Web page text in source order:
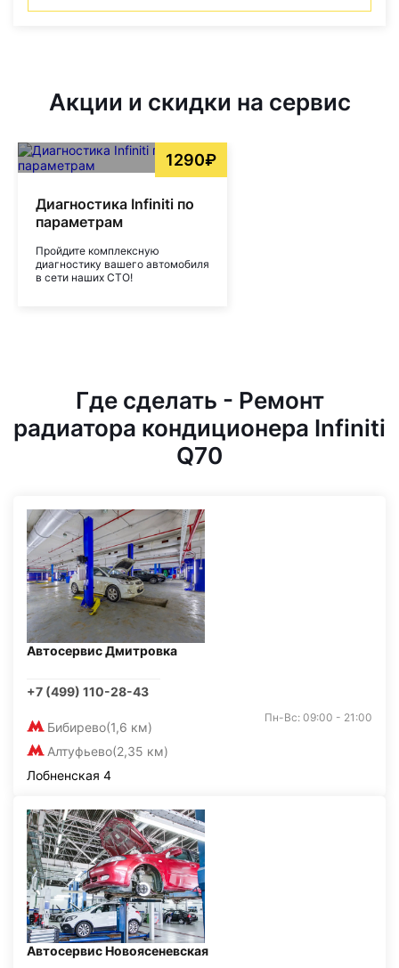
Акции и скидки на сервис
1290₽
Диагностика Infiniti по
параметрам
Пройдите комплексную
диагностику вашего автомобиля
в сети наших СТО!
Где сделать - Ремонт
радиатора кондиционера Infiniti
Q70
Автосервис Дмитровка
+7 (499) 110-28-43
Бибирево(1,6 км)
Алтуфьево(2,35 км)
Пн-Вс: 09:00 - 21:00
Лобненская 4
Автосервис Новоясеневская